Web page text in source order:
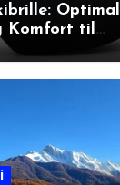
Optimal
Komfort til